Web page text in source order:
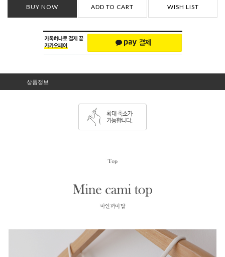
BUY NOW ADD TO CART WISH LIST
상품정보